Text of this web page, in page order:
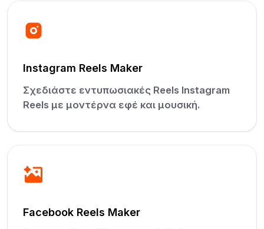
Instagram Reels Maker
Σχεδιάστε εντυπωσιακές Reels Instagram
Reels με μοντέρνα εφέ και μουσική.
Facebook Reels Maker